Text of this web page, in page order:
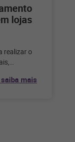
lojas
realizar o
mais